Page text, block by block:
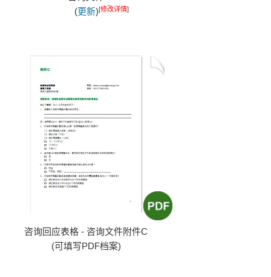
(更新)[修改详情]
咨询回应表格 - 咨询文件附件C
(可填写PDF档案)